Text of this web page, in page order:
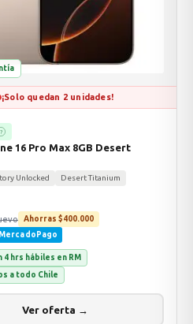
¡Solo quedan 2 unidades!
?
16 Pro Max 8GB Desert
Unlocked Desert Titanium
Ahorras $400.000
MercadoPago
4 hrs hábiles en RM
a todo Chile
Ver oferta →